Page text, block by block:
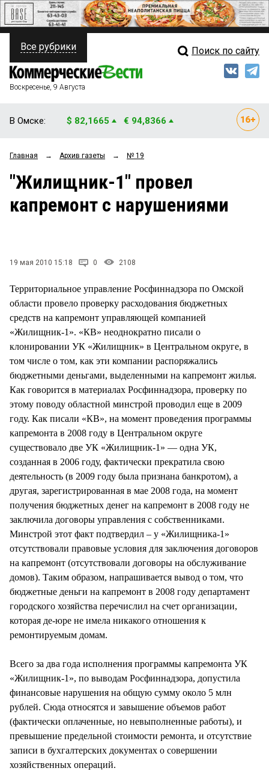
ПОЛИТИКА
ФИНАНСЫ
ОБЩЕСТВО
ЗАКОН
НОВОСТИ КОМПАНИЙ
Свежий выпуск
Рейтинги
Блоги
Все рубрики Поиск по сайту
Воскресенье, 9 Августа
В Омске: $ 82,1665 € 94,8366
Главная → Архив газеты → № 19
"Жилищник-1" провел
капремонт с нарушениями
19 мая 2010 15:18 0 2108
Территориальное управление Росфиннадзора по Омской
области провело проверку расходования бюджетных
средств на капремонт управляющей компанией
«Жилищник-1». «КВ» неоднократно писали о
клонировании УК «Жилищник» в Центральном округе, в
том числе о том, как эти компании распоряжались
бюджетными деньгами, выделенными на капремонт жилья.
Как говорится в материалах Росфиннадзора, проверку по
этому поводу областной минстрой проводил еще в 2009
году. Как писали «КВ», на момент проведения программы
капремонта в 2008 году в Центральном округе
существовало две УК «Жилищник-1» — одна УК,
созданная в 2006 году, фактически прекратила свою
деятельность (в 2009 году была признана банкротом), а
другая, зарегистрированная в мае 2008 года, на момент
получения бюджетных денег на капремонт в 2008 году не
заключила договоры управления с собственниками.
Минстрой этот факт подтвердил – у «Жилищника-1»
отсутствовали правовые условия для заключения договоров
на капремонт (отсутствовали договоры на обслуживание
домов). Таким образом, напрашивается вывод о том, что
бюджетные деньги на капремонт в 2008 году департамент
городского хозяйства перечислил на счет организации,
которая де-юре не имела никакого отношения к
ремонтируемым домам.
Всего за два года исполнения программы капремонта УК
«Жилищник-1», по выводам Росфиннадзора, допустила
финансовые нарушения на общую сумму около 5 млн
рублей. Сюда относятся и завышение объемов работ
(фактически оплаченные, но невыполненные работы), и
превышение предельной стоимости ремонта, и отсутствие
записи в бухгалтерских документах о совершении
хозяйственных операций.